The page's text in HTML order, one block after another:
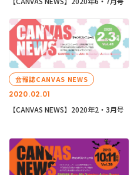
2020.02.01
会報誌CANVAS NEWS
【CANVAS NEWS】2020年2・3月号